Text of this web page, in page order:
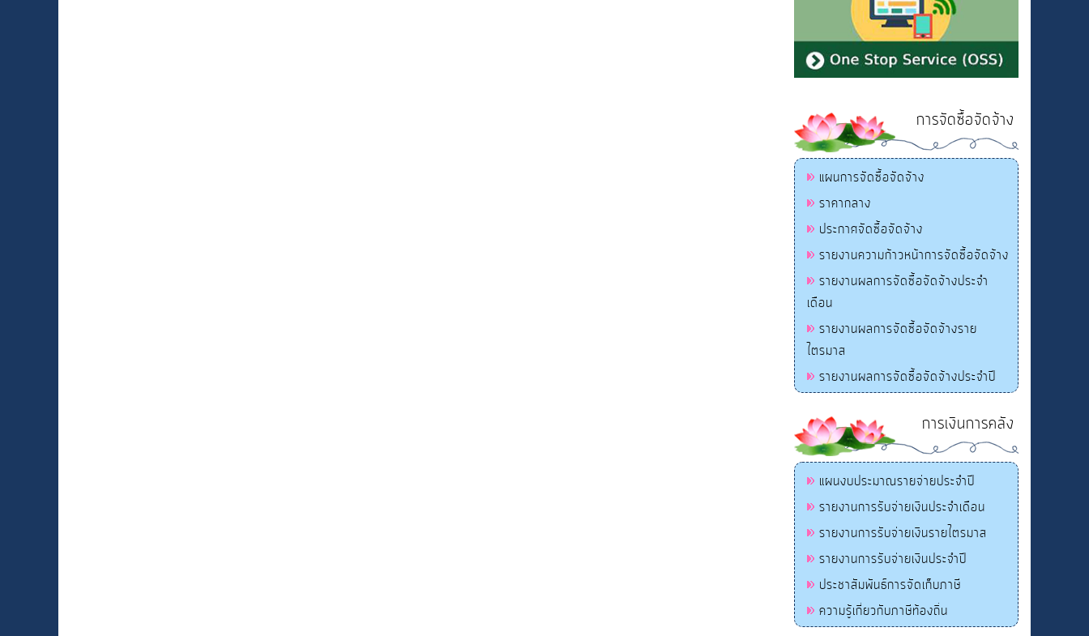
การจัดซื้อจัดจ้าง
แผนการจัดซื้อจัดจ้าง
ราคากลาง
ประกาศจัดซื้อจัดจ้าง
รายงานความก้าวหน้าการจัดซื้อจัดจ้าง
รายงานผลการจัดซื้อจัดจ้างประจำ
เดือน
รายงานผลการจัดซื้อจัดจ้างราย
ไตรมาส
รายงานผลการจัดซื้อจัดจ้างประจำปี
การเงินการคลัง
แผนงบประมาณรายจ่ายประจำปี
รายงานการรับจ่ายเงินประจำเดือน
รายงานการรับจ่ายเงินรายไตรมาส
รายงานการรับจ่ายเงินประจำปี
ประชาสัมพันธ์การจัดเก็บภาษี
ความรู้เกี่ยวกับภาษีท้องถิ่น